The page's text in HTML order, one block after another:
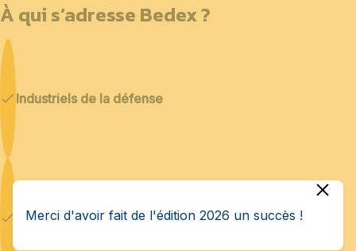
À qui s’adresse Bedex ?
Industriels de la défense
Cybersécurité & IA
Merci d'avoir fait de l'édition 2026 un succès !